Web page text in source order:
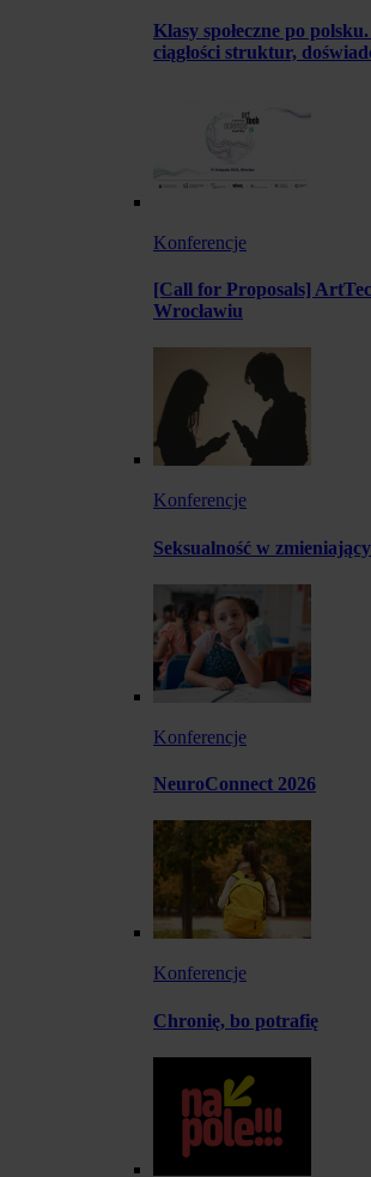
Klasy społeczne po
ciągłości struktur,
Konferencje
[Call for Proposals]
Wrocławiu
Konferencje
Seksualność w
Konferencje
NeuroConnect 2026
Konferencje
Chronię, bo potrafię